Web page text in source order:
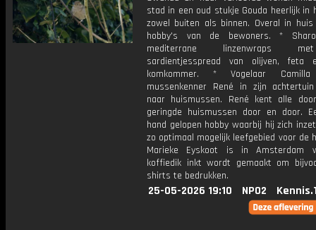
stad in een oud stukje Gouda heerlijk in
zowel buiten als binnen. Overal in
hobby's van de bewoners. *
mediterrane linzenwraps
sardientjesspread van olijven, feta
komkommer. * Vogelaar
mussenkenner René in zijn
naar huismussen. René kent alle
geringde huismussen door en door.
hand gelopen hobby waarbij hij zich
zo optimaal mogelijk leefgebied voor de
Marieke Eyskoot is in Amsterdam
koffiedik inkt wordt gemaakt om
shirts te bedrukken.
25-05-2026 19:10 NPO2